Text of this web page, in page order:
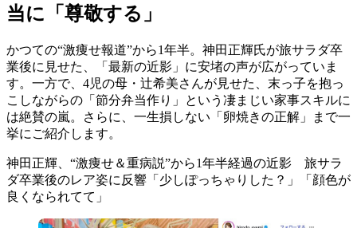
当に「尊敬する」
かつての“激痩せ報道”から1年半。神田正輝氏が旅サラダ卒
業後に見せた、「最新の近影」に安堵の声が広がっていま
す。一方で、4児の母・辻希美さんが見せた、末っ子を抱っ
こしながらの「節分弁当作り」という凄まじい家事スキルに
は絶賛の嵐。さらに、一生損しない「卵焼きの正解」まで一
挙にご紹介します。
神田正輝、“激痩せ＆重病説”から1年半経過の近影 旅サラ
ダ卒業後のレア姿に反響「少しぽっちゃりした？」「顔色が
良くなられてて」